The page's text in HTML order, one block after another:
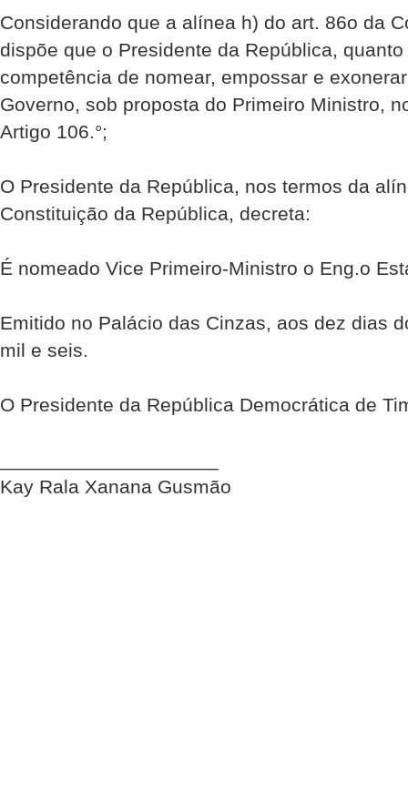
Considerando que a alínea h) do art. 86o da
dispõe que o Presidente da República,
competência de nomear, empossar e
Governo, sob proposta do Primeiro Ministro,
Artigo 106.°;
O Presidente da República, nos termos da
Constituição da República, decreta:
É nomeado Vice Primeiro-Ministro o Eng.o
Emitido no Palácio das Cinzas, aos dez dias
mil e seis.
O Presidente da República Democrática de
Kay Rala Xanana Gusmão